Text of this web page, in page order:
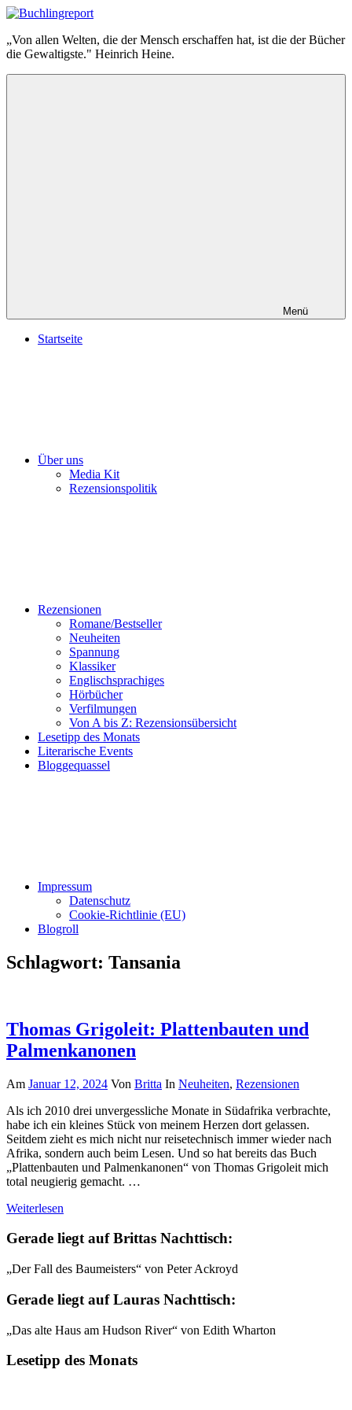
Zum
springen
Buchlingreport
„Von allen Welten, die der Mensch erschaffen hat, ist die der Bücher
die Gewaltigste." Heinrich Heine.
Menü
Startseite
Über uns
Media Kit
Rezensionspolitik
Rezensionen
Romane/Bestseller
Neuheiten
Spannung
Klassiker
Englischsprachiges
Hörbücher
Verfilmungen
Von A bis Z: Rezensionsübersicht
Lesetipp des Monats
Literarische Events
Bloggequassel
Impressum
Datenschutz
Cookie-Richtlinie (EU)
Blogroll
Schlagwort: Tansania
Thomas Grigoleit: Plattenbauten und
Palmenkanonen
Am Januar 12, 2024 Von Britta In Neuheiten, Rezensionen
Als ich 2010 drei unvergessliche Monate in Südafrika verbrachte,
habe ich ein kleines Stück von meinem Herzen dort gelassen.
Seitdem zieht es mich nicht nur reisetechnisch immer wieder nach
Afrika, sondern auch beim Lesen. Und so hat bereits das Buch
„Plattenbauten und Palmenkanonen“ von Thomas Grigoleit mich
total neugierig gemacht. …
Weiterlesen
Gerade liegt auf Brittas Nachttisch:
„Der Fall des Baumeisters“ von Peter Ackroyd
Gerade liegt auf Lauras Nachttisch:
„Das alte Haus am Hudson River“ von Edith Wharton
Lesetipp des Monats